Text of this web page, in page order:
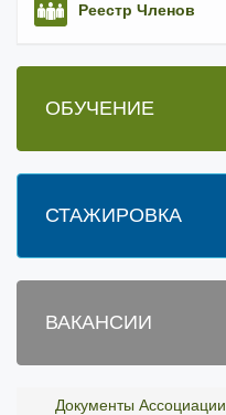
Реестр Членов
ОБУЧЕНИЕ
СТАЖИРОВКА
ВАКАНСИИ
Документы Ассоциации